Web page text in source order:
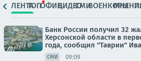
ЛЕНТАТОПОФИЦ.ВИДЕОСМИВОЕНКОРЫ
Банк России получил 32
Херсонской области в
года, сообщил "Таврии"
СМИ 09:09